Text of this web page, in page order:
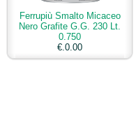
Ferrupiù Smalto Micaceo
Nero Grafite G.G. 230 Lt.
0.750
€.0.00